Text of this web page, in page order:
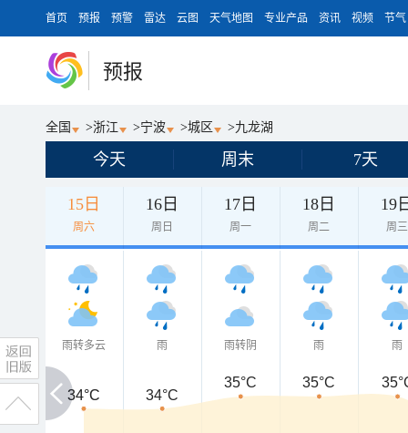
首页 预报 预警 雷达 云图 天气地图 专业产品 资讯 视频 节气
预报
全国 >浙江 >宁波 >城区 >九龙湖
今天 周末 7天
15日
周六
16日
周日
17日
周一
18日
周二
19
周三
雨转多云 雨 雨转阴 雨 雨
34°C
34°C 34°C
35°C 35°C